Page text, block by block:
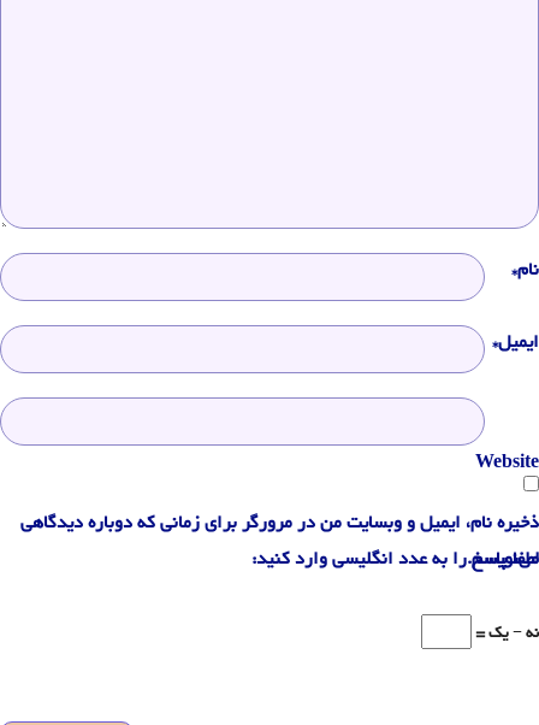
نام*
ایمیل*
Website
ذخیره نام، ایمیل و وبسایت من در مرورگر برای زمانی که دوباره دیدگاهی
می‌نویسم.
لطفا پاسخ را به عدد انگلیسی وارد کنید:
نه − یک =